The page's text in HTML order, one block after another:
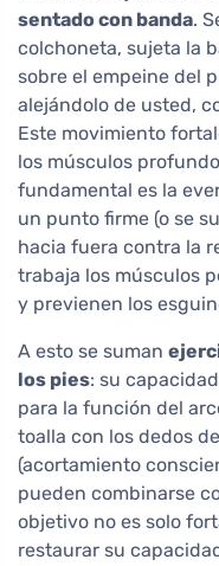
sentado con banda.
colchoneta, sujeta la
sobre el empeine del
alejándolo de usted,
Este movimiento
los músculos
fundamental es la
un punto firme (o se
hacia fuera contra la
trabaja los músculos
y previenen los
A esto se suman
los pies: su
para la función del
toalla con los dedos
(acortamiento
pueden combinarse
objetivo no es solo
restaurar su